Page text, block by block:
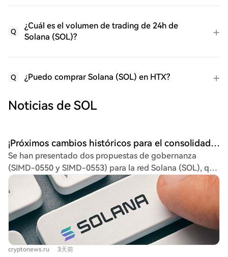
Q
¿Cuál es el volumen de trading de 24h de
Solana (SOL)?
Q ¿Puedo comprar Solana (SOL) en HTX?
Noticias de SOL
¡Próximos cambios históricos para el consolidado altcoin Solana (SOL)! ¡Dos propuestas importantes preparadas! Esto es lo que nos espera
Se han presentado dos propuestas de gobernanza
(SIMD-0550 y SIMD-0553) para la red Solana (SOL), que
podrían modificar significativamente su modelo
económico actual. El objetivo principal es reducir la
oferta de tokens SOL y aumentar su quema diaria.
Actualmente, la red consume unos 650 SOL diarios
(47.000 USD). Las propuestas buscan elevar esta cifra
hasta aproximadamente 9.000 SOL al día (650.000 USD).
Este cambio también adelantaría el objetivo de alcanzar
cryptonews.ru 3天前